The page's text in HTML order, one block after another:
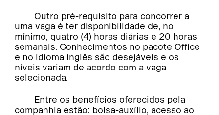
Outro pré-requisito para concorrer a
uma vaga é ter disponibilidade de, no
mínimo, quatro (4) horas diárias e 20 horas
semanais. Conhecimentos no pacote Office
e no idioma inglês são desejáveis e os
níveis variam de acordo com a vaga
selecionada.
Entre os benefícios oferecidos pela
companhia estão: bolsa-auxílio, acesso ao